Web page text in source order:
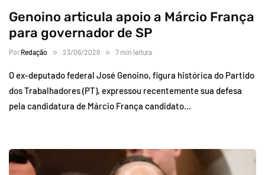
Genoino articula apoio a Márcio França
para governador de SP
Por Redação 23/06/2026 7 min leitura
O ex-deputado federal José Genoino, figura histórica do Partido
dos Trabalhadores (PT), expressou recentemente sua defesa
pela candidatura de Márcio França candidato…